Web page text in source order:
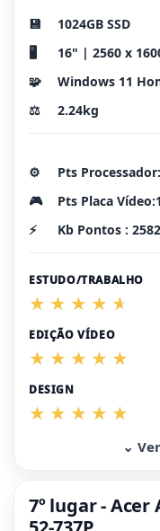
💾
1024GB SSD
🖥️
16" | 2560 x
🧩
Windows 11
⚖️
2.24kg
⚙️
Pts
🎮
Pts Placa
⚡
Kb Pontos :
ESTUDO/TRABALHO
EDIÇÃO VÍDEO
DESIGN
⌄
7º lugar - Acer